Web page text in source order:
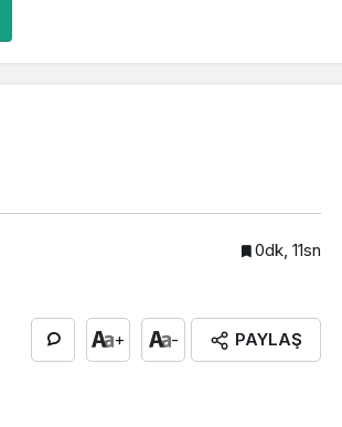
0dk, 11sn
+ - PAYLAŞ